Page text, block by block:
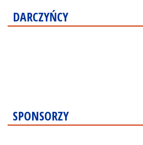
DARCZYŃCY
SPONSORZY